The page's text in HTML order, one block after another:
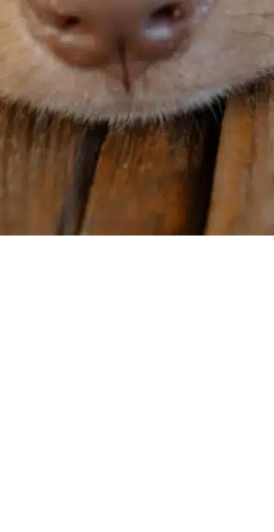
ciertas razas
comportamiento de
diferentes razas, elegir bien
ladridos de perros ladridos excesivos, los
necesidades del perro perro individual ,
razas de perros